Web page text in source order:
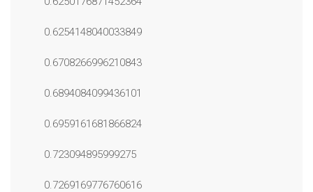
0.6254148040033849
0.6708266996210843
0.6894084099436101
0.6959161681866824
0.723094895999275
0.7269169776760616